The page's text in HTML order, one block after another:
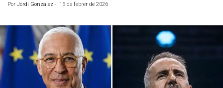
Por Jordi González - 15 de febrer de 2026